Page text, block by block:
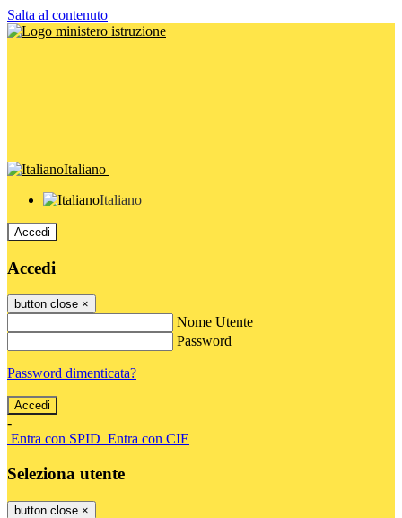
Salta al contenuto
Italiano
Italiano
Accedi
Accedi
button close ×
Nome Utente
Password
Password dimenticata?
-
Entra con SPID Entra con CIE
Seleziona utente
button close ×